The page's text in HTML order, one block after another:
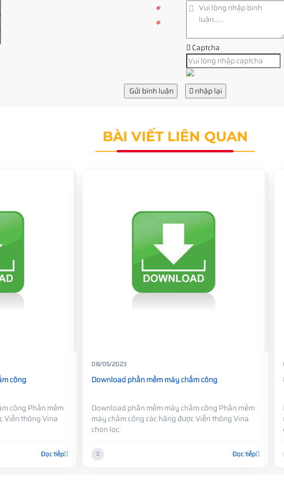
*
*
Captcha
Gửi bình luận nhập lại
BÀI VIẾT LIÊN QUAN
công
công Phần mềm
Viễn thông Vina
Đọc tiếp
08/05/2023
Download phần mềm máy chấm công
Download phần mềm máy chấm công Phần mềm
máy chấm công các hãng được Viễn thông Vina
chọn lọc:
Đọc tiếp